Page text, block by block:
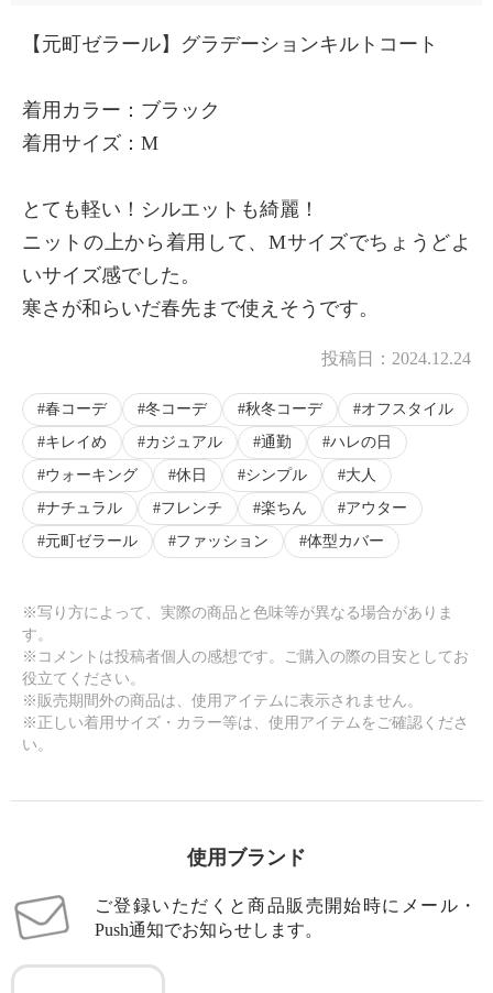
【元町ゼラール】グラデーションキルトコート
着用カラー：ブラック
着用サイズ：M
とても軽い！シルエットも綺麗！
ニットの上から着用して、Mサイズでちょうどよ
いサイズ感でした。
寒さが和らいだ春先まで使えそうです。
投稿日： 2024.12.24
春コーデ 冬コーデ 秋冬コーデ
オフスタイル
キレイめ
カジュアル 通勤
ハレの日
ウォーキング
休日 シンプル
大人
ナチュラル
フレンチ 楽ちん
アウター
元町ゼラール
ファッション 体型カバー
※写り方によって、実際の商品と色味等が異なる場合がありま
す。
※コメントは投稿者個人の感想です。ご購入の際の目安としてお
役立てください。
※販売期間外の商品は、使用アイテムに表示されません。
※正しい着用サイズ・カラー等は、使用アイテムをご確認くださ
い。
使用ブランド
ご登録いただくと商品販売開始時にメール・
Push通知でお知らせします。